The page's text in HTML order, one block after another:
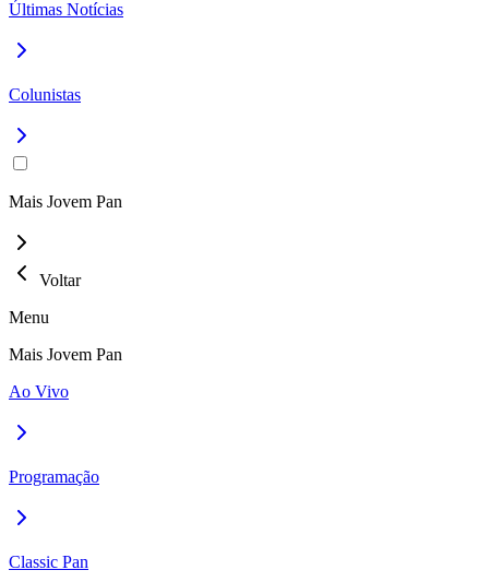
Últimas Notícias
Colunistas
Mais Jovem Pan
Voltar
Menu
Mais Jovem Pan
Ao Vivo
Programação
Classic Pan